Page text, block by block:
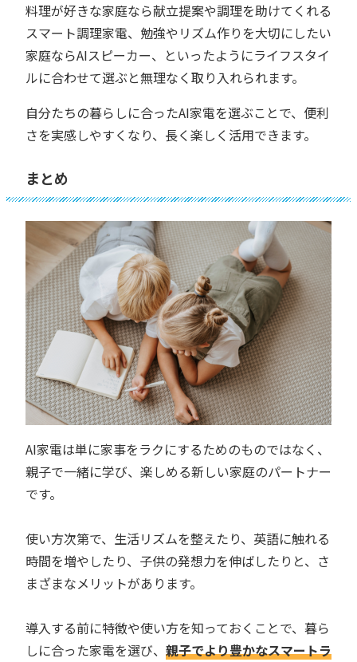
料理が好きな家庭なら献立提案や調理を助けてくれる
スマート調理家電、勉強やリズム作りを大切にしたい
家庭ならAIスピーカー、といったようにライフスタイ
ルに合わせて選ぶと無理なく取り入れられます。
自分たちの暮らしに合ったAI家電を選ぶことで、便利
さを実感しやすくなり、長く楽しく活用できます。
まとめ
AI家電は単に家事をラクにするためのものではなく、
親子で一緒に学び、楽しめる新しい家庭のパートナー
です。
使い方次第で、生活リズムを整えたり、英語に触れる
時間を増やしたり、子供の発想力を伸ばしたりと、さ
まざまなメリットがあります。
導入する前に特徴や使い方を知っておくことで、暮ら
しに合った家電を選び、 親子でより豊かなスマートラ